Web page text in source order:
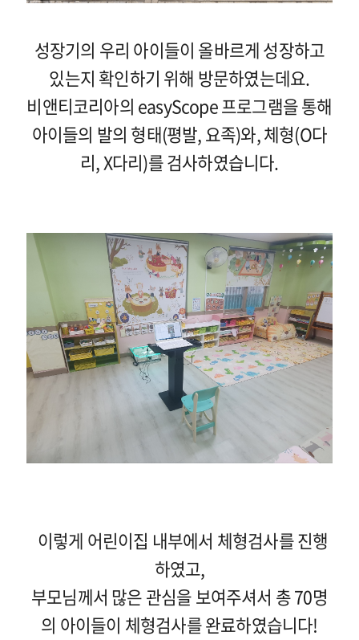
성장기의 우리 아이들이 올바르게 성장하고
있는지 확인하기 위해 방문하였는데요.
비앤티코리아의 easyScope 프로그램을 통해
아이들의 발의 형태(평발, 요족)와, 체형(O다
리, X다리)를 검사하였습니다.
이렇게 어린이집 내부에서 체형검사를 진행
하였고,
부모님께서 많은 관심을 보여주셔서 총 70명
의 아이들이 체형검사를 완료하였습니다!